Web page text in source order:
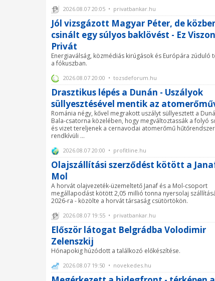
2026.08.07 20:05 • privatbankar.hu
Jól vizsgázott Magyar Péter, de
csinált egy súlyos baklövést - Ez
Privát
Energiaválság, közmédiás kirúgások és Európára zúduló
a fókuszban.
2026.08.07 20:00 • tozsdeforum.hu
Drasztikus lépés a Dunán - Uszályok
süllyesztésével mentik az
Románia négy, kővel megrakott uszályt süllyesztett a
Bala-csatorna közelében, hogy megváltoztassák a folyó
és vizet tereljenek a cernavodai atomerőmű
rendkívüli ...
2026.08.07 20:00 • profitline.hu
Olajszállítási szerződést kötött a
Mol
A horvát olajvezeték-üzemeltető Janaf és a Mol-csoport
megállapodást kötött 2,05 millió tonna nyersolaj
2026-ra - közölte a horvát társaság csütörtökön.
2026.08.07 19:55 • privatbankar.hu
Először látogat Belgrádba Volodimir
Zelenszkij
Hónapokig húzódott a találkozó előkészítése.
2026.08.07 19:50 • novekedes.hu